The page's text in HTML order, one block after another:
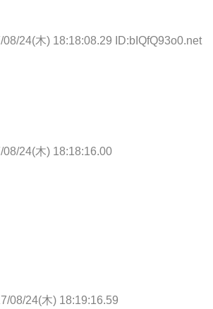
08/24(木) 18:18:08.29 ID:bIQfQ93o0.net
08/24(木) 18:18:16.00
08/24(木) 18:19:16.59